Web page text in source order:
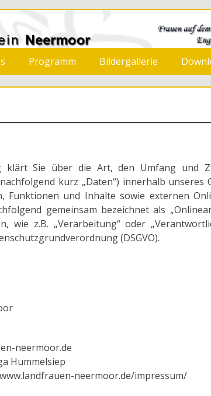
Neermoor
Programm Bildergallerie
klärt Sie über die Art, den Umfang und
kurz „Daten“) innerhalb
Funktionen und Inhalte sowie externen
gemeinsam bezeichnet als
wie z.B. „Verarbeitung“ oder
(DSGVO).
neermoor.de
Hummelsiep
neermoor.de/impressum/